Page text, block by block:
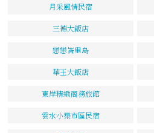
月采風情民宿
三德大飯店
戀戀峇里島
華王大飯店
東岸精緻商務旅館
雲水小築市區民宿